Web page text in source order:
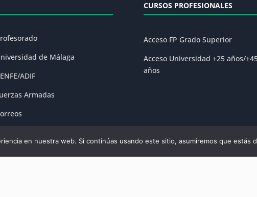
de Málaga
ADIF
Armadas
CURSOS PROFESIONALES
Acceso FP Grado Superior
Acceso Universidad +25 años/
años
en nuestra web. Si continúas usando este sitio, asumiremos que estás